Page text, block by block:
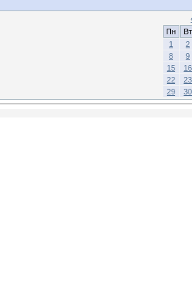
Пн
Вт
1
2
8
9
15
16
22
23
29
30